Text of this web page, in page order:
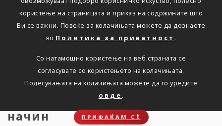
користење на страницата и приказ на содржините што
Ви се важни. Повеќе за колачињата можете да дознаете
во Политика за приватност .
Со натамошно користење на веб страната се
согласувате со користењето на колачињата.
Подесувањата на колачињата можете да го уредите
овде .
ПРИФАЌАМ СЀ
Дома Новости КАКО ВО ПЛАНИНА СО НАЈМЛАДИТЕ?
Планинарењето со деца може
да биде забавно, доколку го
направите тоа на правилен
начин